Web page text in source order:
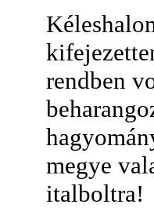
rendben
megye
italboltra!